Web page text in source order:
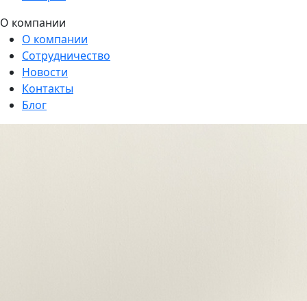
О компании
О компании
Сотрудничество
Новости
Контакты
Блог